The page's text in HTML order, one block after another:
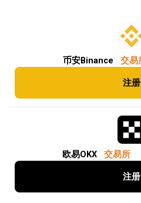
币安Binance 交易
注册
欧易OKX 交易所
注册